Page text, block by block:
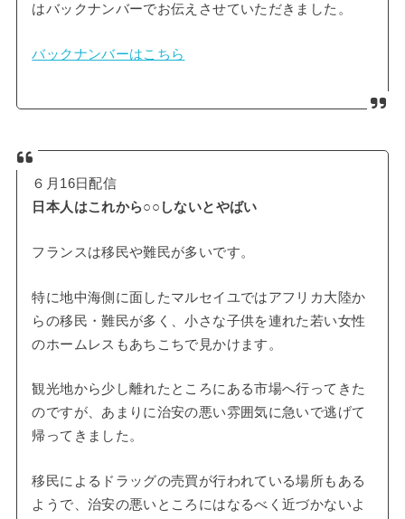
はバックナンバーでお伝えさせていただきました。
バックナンバーはこちら
６月16日配信
日本人はこれから○○しないとやばい
フランスは移民や難民が多いです。
特に地中海側に面したマルセイユではアフリカ大陸か
らの移民・難民が多く、小さな子供を連れた若い女性
のホームレスもあちこちで見かけます。
観光地から少し離れたところにある市場へ行ってきた
のですが、あまりに治安の悪い雰囲気に急いで逃げて
帰ってきました。
移民によるドラッグの売買が行われている場所もある
ようで、治安の悪いところにはなるべく近づかないよ